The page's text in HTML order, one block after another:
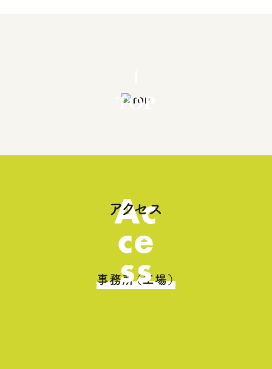
TOP
Ac
ce
ss
アクセス
事務所（工場）